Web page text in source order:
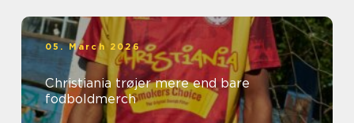
05. March 2026
Christiania trøjer mere end bare
fodboldmerch